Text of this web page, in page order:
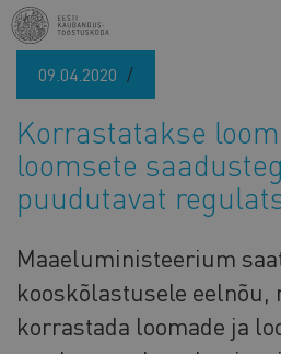
Liigu
edasi
põhisisu09.04.2020
Korrastatakse
loomsete
puudutavat
Maaeluministeerium
kooskõlastusele eelnõu,
korrastada loomade ja